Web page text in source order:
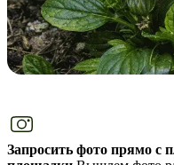
Запросить фото прямо с